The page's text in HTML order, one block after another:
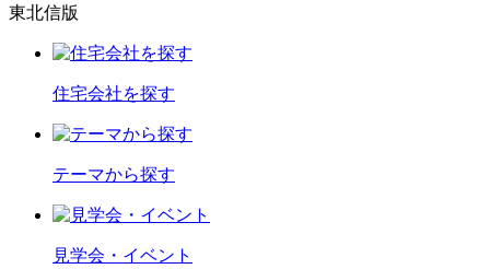
東北信版
住宅会社を探す
テーマから探す
見学会・イベント